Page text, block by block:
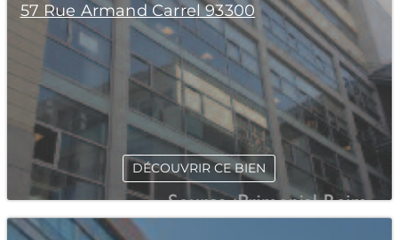
57 Rue Armand Carrel 93300
DÉCOUVRIR CE BIEN